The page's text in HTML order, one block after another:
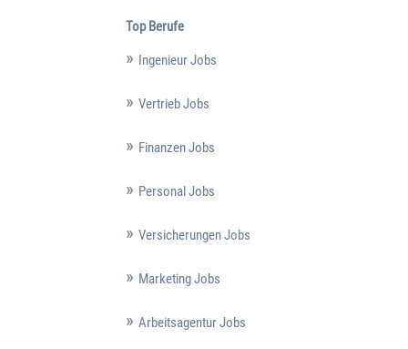
Top Berufe
Ingenieur Jobs
Vertrieb Jobs
Finanzen Jobs
Personal Jobs
Versicherungen Jobs
Marketing Jobs
Arbeitsagentur Jobs